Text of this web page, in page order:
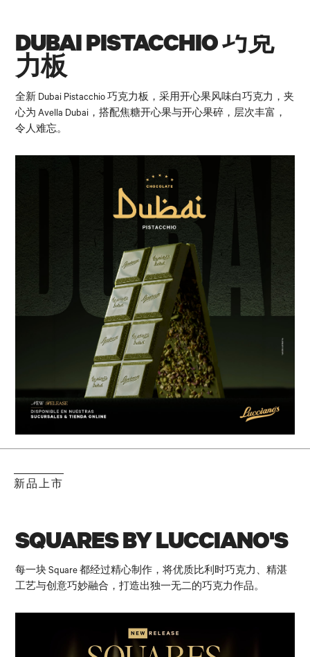
DUBAI PISTACCHIO 巧克
力板
全新 Dubai Pistacchio 巧克力板，采用开心果风味白巧克力，夹
心为 Avella Dubai，搭配焦糖开心果与开心果碎，层次丰富，
令人难忘。
新品上市
SQUARES BY LUCCIANO'S
每一块 Square 都经过精心制作，将优质比利时巧克力、精湛
工艺与创意巧妙融合，打造出独一无二的巧克力作品。